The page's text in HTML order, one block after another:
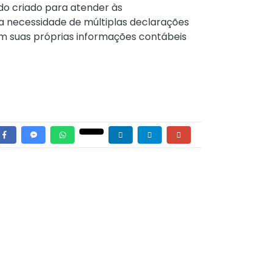
criado para atender às
necessidade de múltiplas declarações
suas próprias informações contábeis